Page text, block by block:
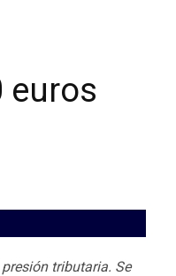
euros
tributaria. Se